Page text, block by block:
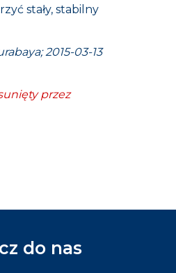
stały, stabilny
2015-03-13
przez
do nas